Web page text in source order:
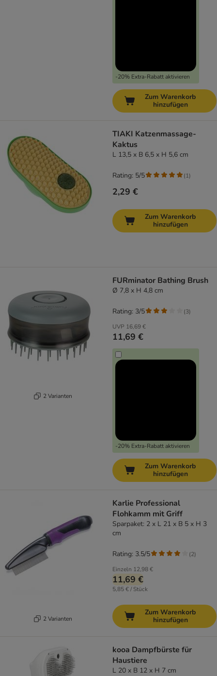
-20% Extra-Rabatt aktivieren
Zum Warenkorb
hinzufügen
TIAKI Katzenmassage-
Kaktus
L 13,5 x B 6,5 x H 5,6 cm
2,29 €
Rating: 5/5 (1)
Zum Warenkorb
hinzufügen
2 Varianten
FURminator Bathing Brush
Ø 7,8 x H 4,8 cm
UVP 16,69 €
11,69 €
-20% Extra-Rabatt aktivieren
Rating: 3/5 (3)
Zum Warenkorb
hinzufügen
2 Varianten
Karlie Professional
Flohkamm mit Griff
Sparpaket: 2 x L 21 x B 5 x H 3
cm
Einzeln 12,98 €
11,69 €
5,85 € / Stück
Rating: 3.5/5 (2)
Zum Warenkorb
hinzufügen
kooa Dampfbürste für
Haustiere
L 20 x B 12 x H 7 cm